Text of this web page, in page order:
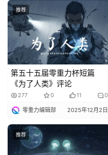
推荐
第五十五届零重力杯短篇
《为了人类》评论
277 0 11 0
零重力编辑部 2025年12月2日
推荐